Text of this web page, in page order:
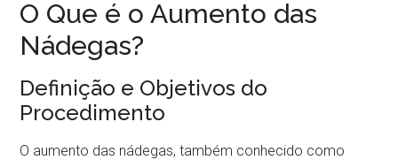
O Que é o Aumento das
Nádegas?
Definição e Objetivos do
Procedimento
O aumento das nádegas, também conhecido como